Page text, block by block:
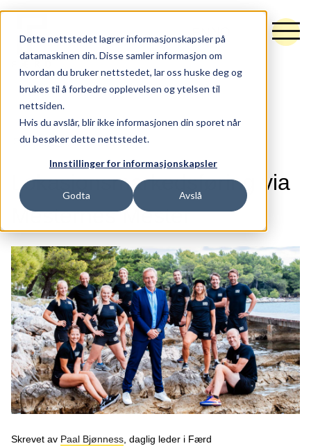
Dette nettstedet lagrer informasjonskapsler på
datamaskinen din. Disse samler informasjon om
hvordan du bruker nettstedet, lar oss huske deg og
brukes til å forbedre opplevelsen og ytelsen til
nettsiden.
Hvis du avslår, blir ikke informasjonen din sporet når
du besøker dette nettstedet.
Innstillinger for informasjonskapsler
Godta Avslå
Tjenester
Idé og utforming
Synlighet og vekst
Arbeider
Nytt
Podcast
Om oss
Kontakt
Nyhetsbrev
EN
FORSIDEN NYTT
Lokasjonsmarkedsføring via
Mesternes Mester
Skrevet av Paal Bjønness, daglig leder i Færd